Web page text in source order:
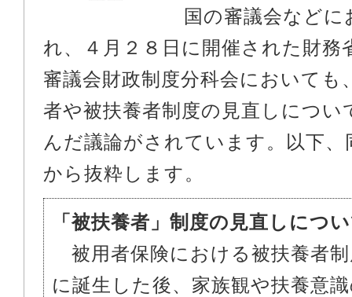
国の審議会など
れ、４月２８日に開催された財務
審議会財政制度分科会においても
者や被扶養者制度の見直しについ
んだ議論がされています。以下、
から抜粋します。
「被扶養者」制度の見直しにつ
被用者保険における被扶養者
に誕生した後、家族観や扶養意